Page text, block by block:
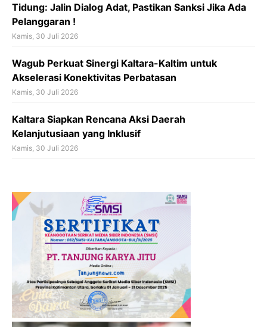
Tidung: Jalin Dialog Adat, Pastikan Sanksi Jika Ada
Pelanggaran !
Kamis, 30 Juli 2026
Wagub Perkuat Sinergi Kaltara-Kaltim untuk
Akselerasi Konektivitas Perbatasan
Kamis, 30 Juli 2026
Kaltara Siapkan Rencana Aksi Daerah
Kelanjutusiaan yang Inklusif
Kamis, 30 Juli 2026